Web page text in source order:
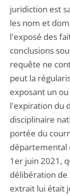
juridiction est
les nom et
l'exposé des
conclusions
requête ne
peut la
exposant un
l'expiration du
disciplinaire
portée du
départemental
1er juin 2021,
délibération de
extrait lui était